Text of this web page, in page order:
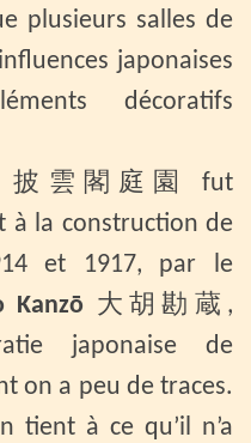
plusieurs salles de
japonaises
décoratifs
披雲閣庭園 fut
à la construction de
et 1917, par le
Kanzō 大胡勘蔵,
japonaise de
on a peu de traces.
tient à ce qu’il n’a